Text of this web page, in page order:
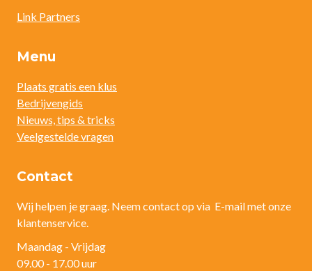
Link Partners
Menu
Plaats gratis een klus
Bedrijvengids
Nieuws, tips & tricks
Veelgestelde vragen
Contact
Wij helpen je graag. Neem contact op via E-mail met onze
klantenservice.
Maandag - Vrijdag
09.00 - 17.00 uur